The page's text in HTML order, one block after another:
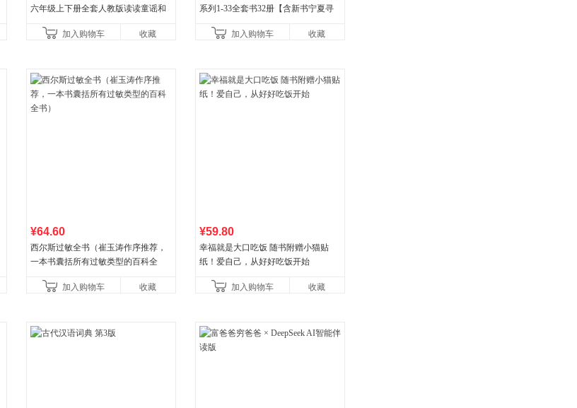
六年级上下册全套人教版读读童谣和
古代寓言安徒生童话学生阅
加入购物车 收藏
系列1-33全套书32册【含新书宁夏寻
广东福建河北黑
加入购物车 收藏
¥64.60
西尔斯过敏全书（崔玉涛作序推荐，
一本书囊括所有过敏类型的百科全
加入购物车
收藏
¥59.80
幸福就是大口吃饭 随书附赠小猫贴
纸！爱自己，从好好吃饭开始
加入购物车 收藏